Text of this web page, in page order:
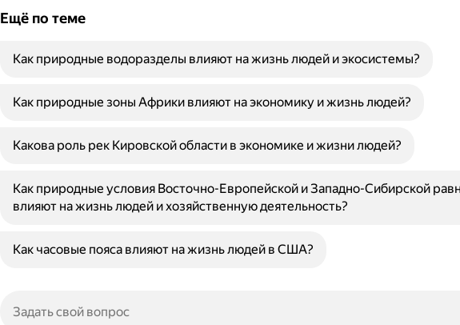
Ещё по теме
Как природные водоразделы влияют на жизнь людей и экосистемы?
Как природные зоны Африки влияют на экономику и жизнь людей?
Какова роль рек Кировской области в экономике и жизни людей?
Как природные условия Восточно-Европейской и Западно-Сибирской
влияют на жизнь людей и хозяйственную деятельность?
Как часовые пояса влияют на жизнь людей в США?